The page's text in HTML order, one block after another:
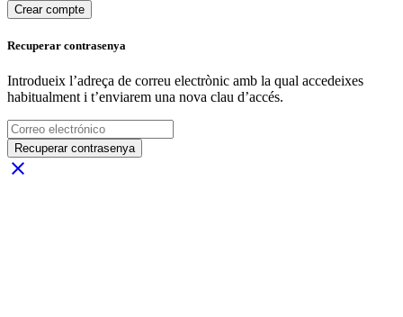
Crear compte
Recuperar contrasenya
Introdueix l’adreça de correu electrònic amb la qual accedeixes
habitualment i t’enviarem una nova clau d’accés.
Recuperar contrasenya
close